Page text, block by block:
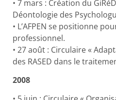
• 7 mars : Création du
Déontologie des
• L’AFPEN se positionne
professionnel.
• 27 août : Circulaire «
des RASED dans le
2008